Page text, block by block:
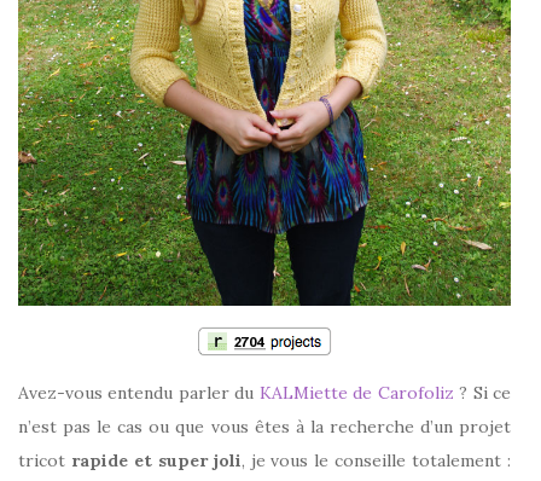
Avez-vous entendu parler du KALMiette de Carofoliz ? Si ce
n’est pas le cas ou que vous êtes à la recherche d’un projet
tricot rapide et super joli, je vous le conseille totalement :